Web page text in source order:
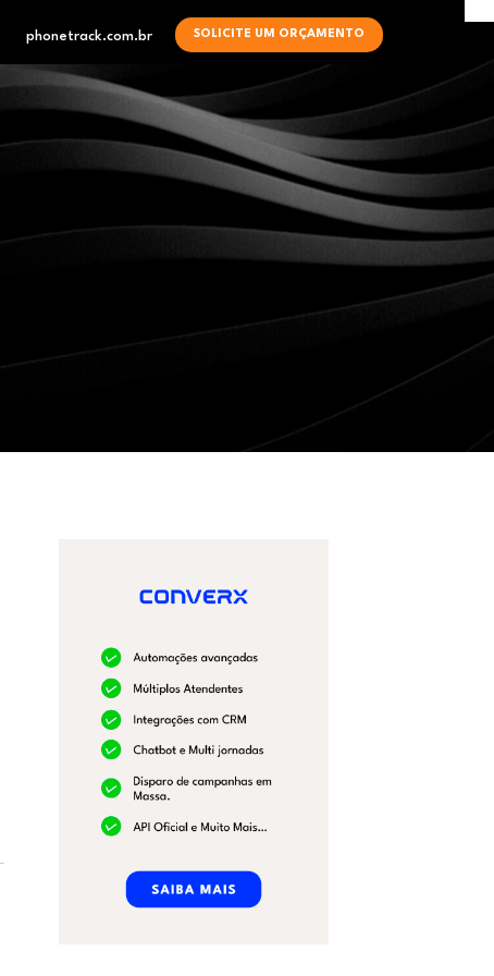
phonetrack.com.br SOLICITE UM ORÇAMENTO